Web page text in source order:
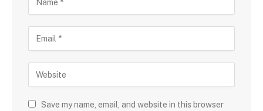
Save my name, email, and website in this browser